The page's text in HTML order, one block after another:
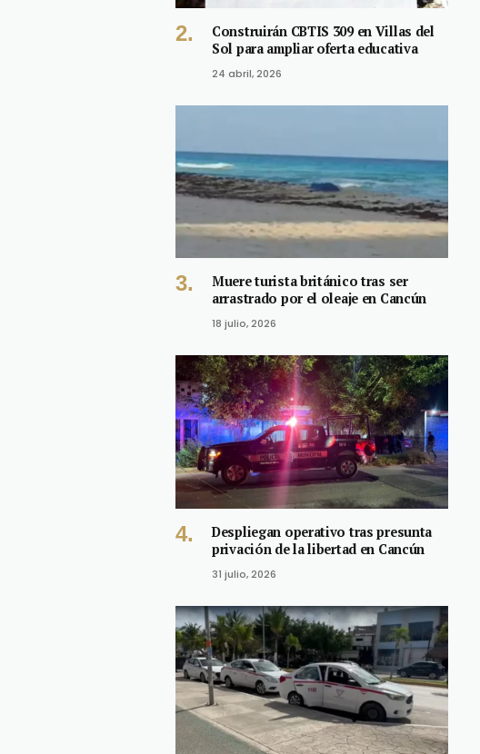
Construirán CBTIS 309 en Villas del
Sol para ampliar oferta educativa
24 abril, 2026
Muere turista británico tras ser
arrastrado por el oleaje en Cancún
18 julio, 2026
Despliegan operativo tras presunta
privación de la libertad en Cancún
31 julio, 2026